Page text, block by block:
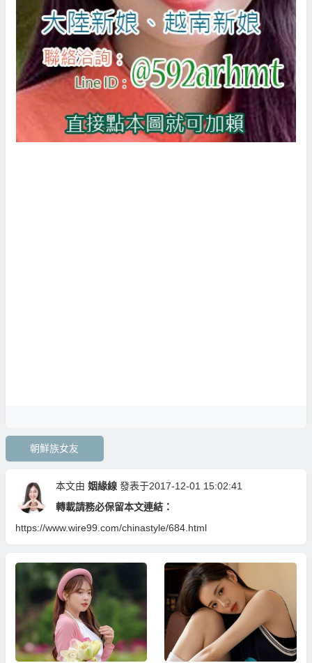
朝鮮族女友
本文由 姻緣線 發表于2017-12-01 15:02:41
轉載請務必保留本文連結：
https://www.wire99.com/chinastyle/684.html